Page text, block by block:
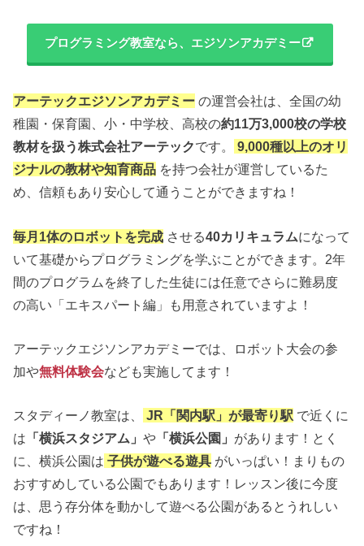
プログラミング教室なら、エジソンアカデミー
アーテックエジソンアカデミー の運営会社は、全国の幼
稚園・保育園、小・中学校、高校の約11万3,000校の学校
教材を扱う株式会社アーテックです。
9,000種以上のオリ
ジナルの教材や知育商品 を持つ会社が運営しているた
め、信頼もあり安心して通うことができますね！
毎月1体のロボットを完成 させる40カリキュラムになって
いて基礎からプログラミングを学ぶことができます。2年
間のプログラムを終了した生徒には任意でさらに難易度
の高い「エキスパート編」も用意されていますよ！
アーテックエジソンアカデミーでは、ロボット大会の参
加や無料体験会なども実施してます！
スタディーノ教室は、 JR「関内駅」が最寄り駅 で近くに
は 「横浜スタジアム」や 「横浜公園」 があります！とく
に、横浜公園は 子供が遊べる遊具 がいっぱい！まりもの
おすすめしている公園でもあります！レッスン後に今度
は、思う存分体を動かして遊べる公園があるとうれしい
ですね！